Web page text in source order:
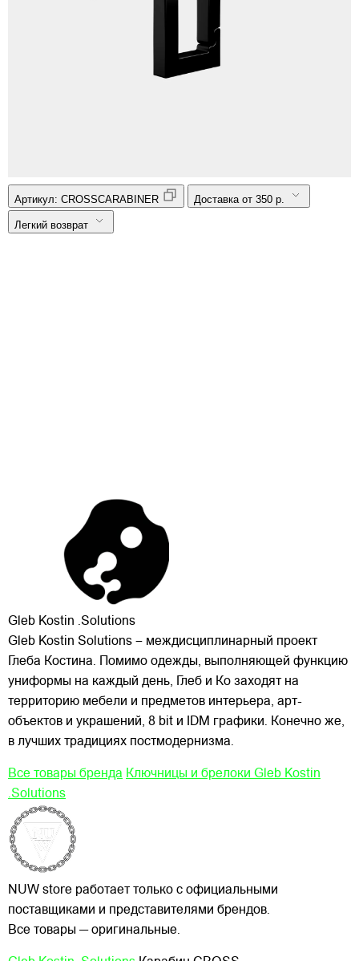
Артикул: CROSSCARABINER Доставка от 350 р.
Легкий возврат
Gleb Kostin .Solutions
Gleb Kostin Solutions – междисциплинарный проект
Глеба Костина. Помимо одежды, выполняющей функцию
униформы на каждый день, Глеб и Ко заходят на
территорию мебели и предметов интерьера, арт-
объектов и украшений, 8 bit и IDM графики. Конечно же,
в лучших традициях постмодернизма.
Все товары бренда Ключницы и брелоки Gleb Kostin
.Solutions
NUW store работает только с официальными
поставщиками и представителями брендов.
Все товары — оригинальные.